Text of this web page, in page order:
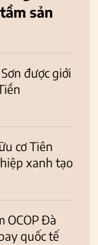
sản
được giới
cơ Tiên
xanh tạo
OCOP Đà
quốc tế